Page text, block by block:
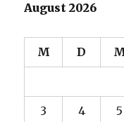
August 2026
M D
3 4 5